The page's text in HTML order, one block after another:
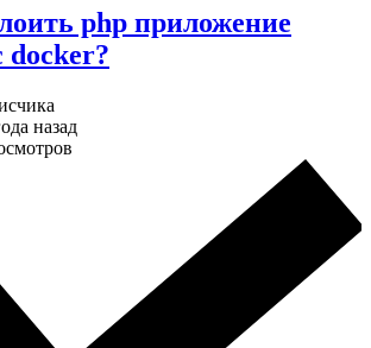
php приложение
docker?
назад